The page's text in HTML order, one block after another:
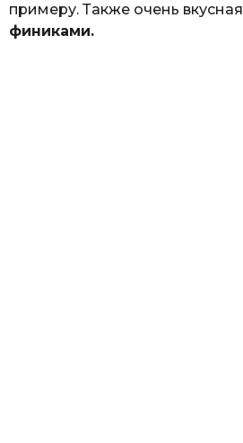
примеру. Также очень вкусная
финиками.